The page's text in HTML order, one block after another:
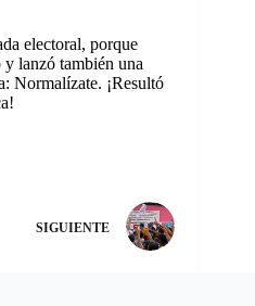
electoral, porque
lanzó también una
Normalízate. ¡Resultó
SIGUIENTE